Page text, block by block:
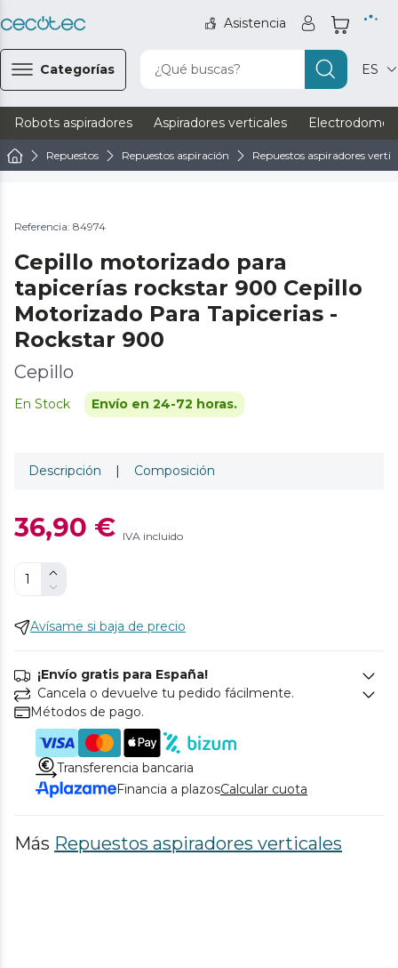
Asistencia
Categorías ¿Qué buscas? ES
Robots aspiradores Aspiradores verticales
Repuestos Repuestos aspiración Repuestos aspiradores
Referencia: 84974
Cepillo motorizado para
tapicerías rockstar 900 Cepillo
Motorizado Para Tapicerias -
Rockstar 900
Cepillo
En Stock Envío en 24-72 horas.
Descripción | Composición
36,90 € IVA incluido
Avísame si baja de precio
¡Envío gratis para España!
Cancela o devuelve tu pedido fácilmente.
Métodos de pago.
Transferencia bancaria
Financia a plazosCalcular cuota
Más Repuestos aspiradores verticales